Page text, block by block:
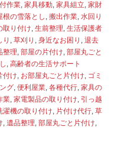
作業, 家具移動, 家具組立, 家財
根の雪落とし , 搬出作業, 水回り
取り付け, 生前整理, 生活保護者
り , 草刈り , 身近なお困り , 退去
整理, 部屋の片付け, 部屋丸ごと
, 高齢者の生活サポート
付け, お部屋丸ごと片付け, ゴミ
グ, 便利屋業, 各種代行, 家具の
業, 家電製品の取り付け, 引っ越
濯機の取り付け, 片付け代行, 草
, 遺品整理, 部屋丸ごと片付け,